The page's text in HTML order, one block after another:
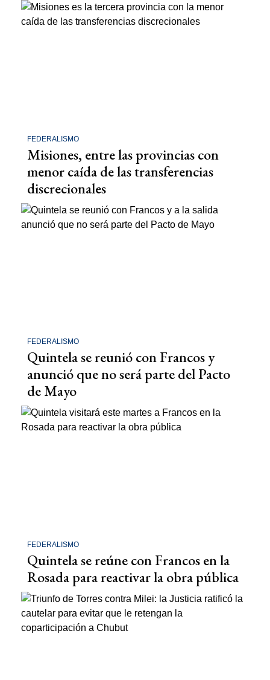
FEDERALISMO
Misiones, entre las provincias con
menor caída de las transferencias
discrecionales
FEDERALISMO
Quintela se reunió con Francos y
anunció que no será parte del Pacto
de Mayo
FEDERALISMO
Quintela se reúne con Francos en la
Rosada para reactivar la obra pública